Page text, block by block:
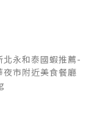
永和泰國蝦推薦-
市附近美食餐廳